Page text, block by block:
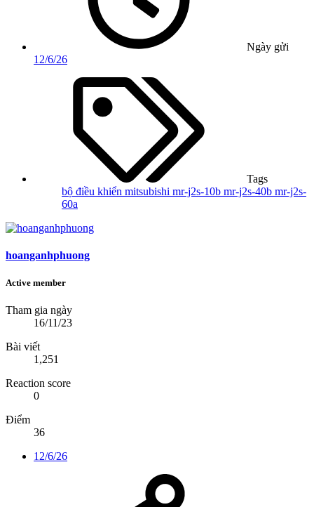
Ngày gửi
12/6/26
Tags
bộ điều khiển mitsubishi mr-j2s-10b mr-j2s-40b mr-j2s-
60a
hoanganhphuong
Active member
Tham gia ngày
16/11/23
Bài viết
1,251
Reaction score
0
Điểm
36
12/6/26